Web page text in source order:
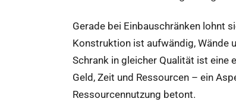
Gerade bei Einbauschränken lohnt
Konstruktion ist aufwändig, Wände
Schrank in gleicher Qualität ist eine
Geld, Zeit und Ressourcen – ein
Ressourcennutzung betont.